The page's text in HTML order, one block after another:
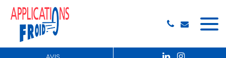
Panneau de gestion des cookies